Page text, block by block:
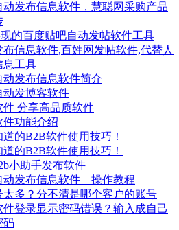
动发布信息软件，慧聪网采购产品
现的百度贴吧自动发帖软件工具
布信息软件,百姓网发帖软件,代替人
息工具
动发布信息软件简介
动发博客软件
件 分享高品质软件
件功能介绍
的B2B软件使用技巧！
的B2B软件使用技巧！
小助手发布软件
动发布信息软件—操作教程
太多？分不清是哪个客户的账号
件登录显示密码错误？输入成自己
码